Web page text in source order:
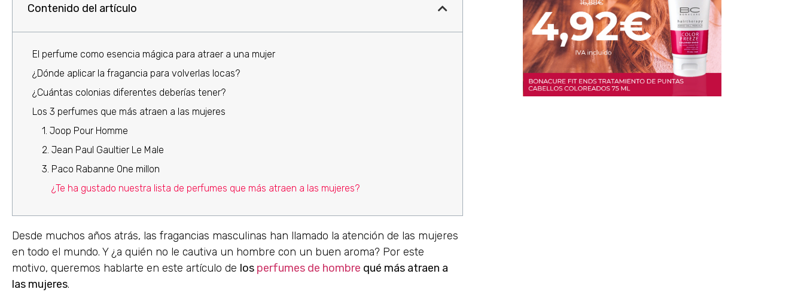
Contenido del artículo
El perfume como esencia mágica para atraer a una mujer
¿Dónde aplicar la fragancia para volverlas locas?
¿Cuántas colonias diferentes deberías tener?
Los 3 perfumes que más atraen a las mujeres
1. Joop Pour Homme
2. Jean Paul Gaultier Le Male
3. Paco Rabanne One millon
¿Te ha gustado nuestra lista de perfumes que más atraen a las mujeres?
Desde muchos años atrás, las fragancias masculinas han llamado la atención de las mujeres
en todo el mundo. Y ¿a quién no le cautiva un hombre con un buen aroma? Por este
motivo, queremos hablarte en este artículo de los perfumes de hombre qué más atraen a
las mujeres.